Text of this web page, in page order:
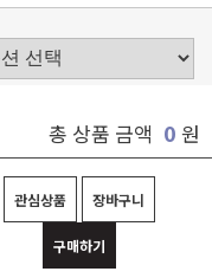
총 상품 금액 0 원
관심상품 장바구니
구매하기